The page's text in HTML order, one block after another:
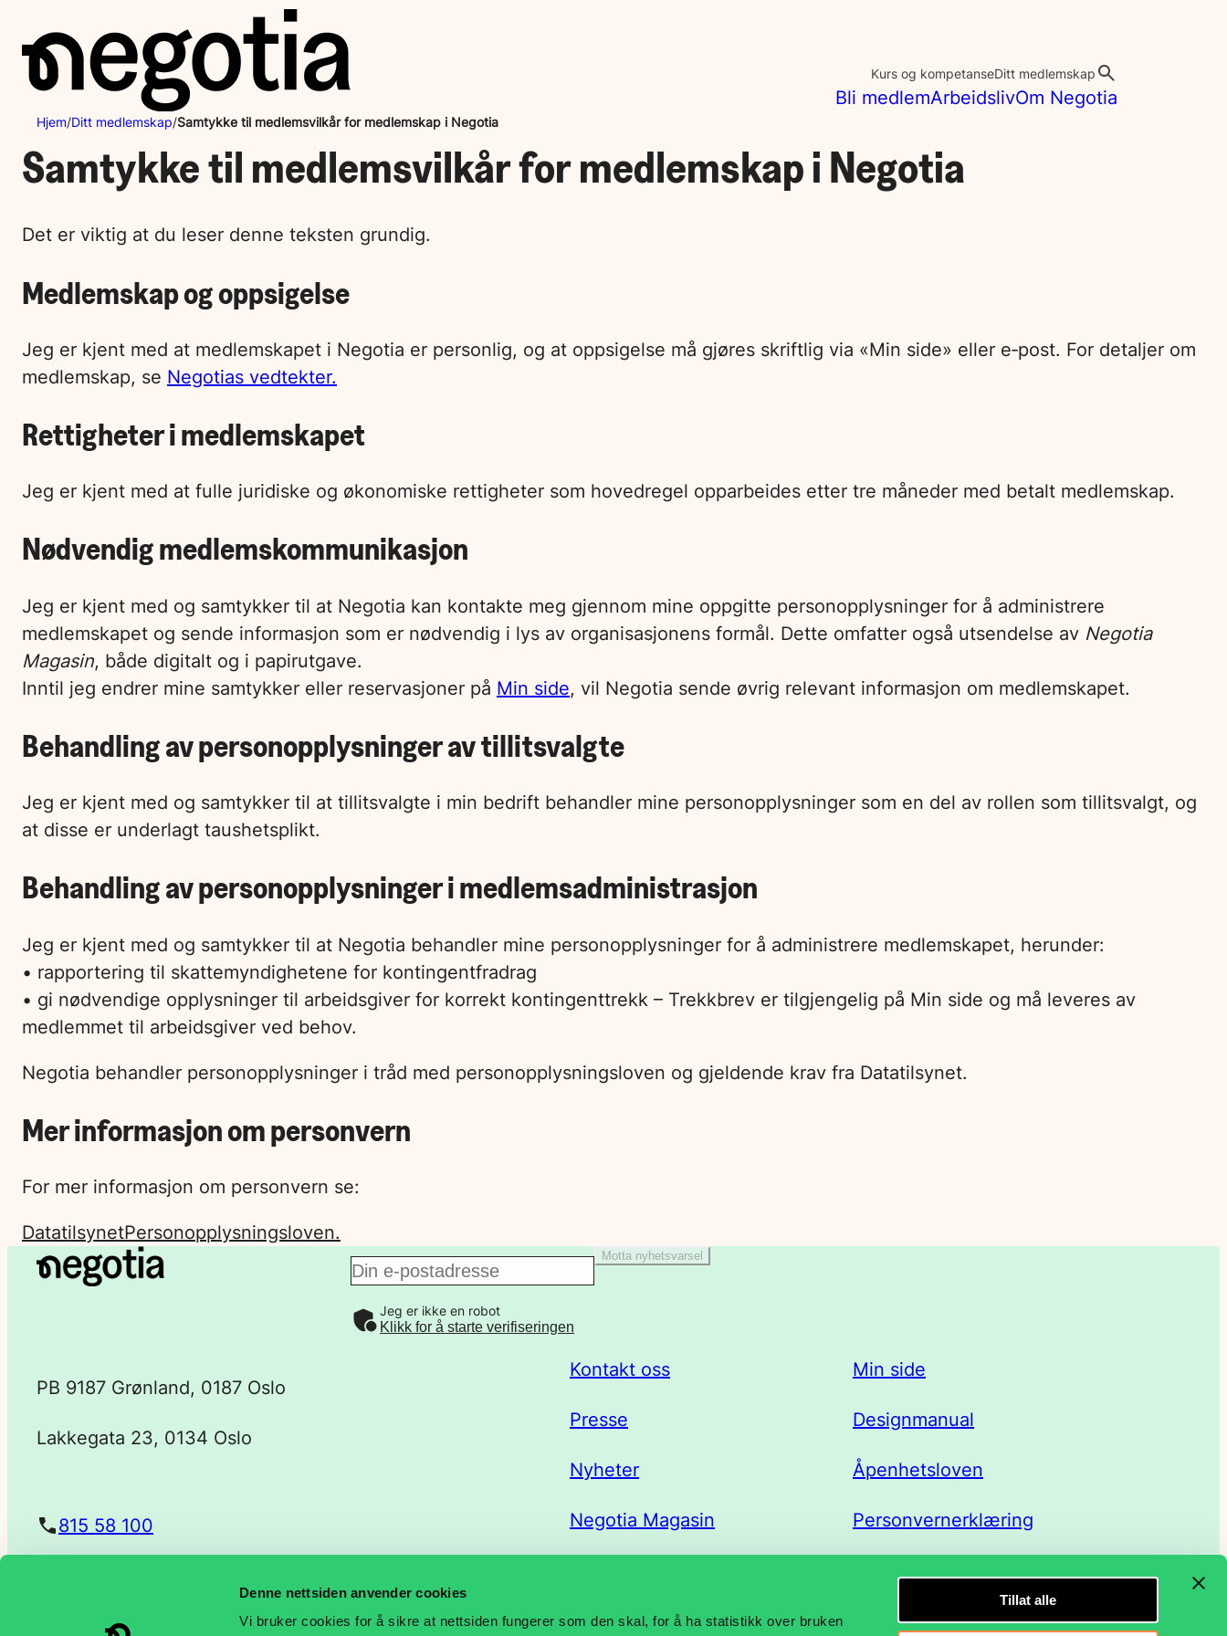
Denne nettsiden anvender cookies
Vi bruker cookies for å sikre at nettsiden fungerer som den skal, for å ha statistikk over bruken
Tillat alle
innhold
Bli medlemArbeidslivOm Negotia
Kurs og kompetanseDitt medlemskap
Hjem/Ditt medlemskap/Samtykke til medlemsvilkår for medlemskap i Negotia
Samtykke til medlemsvilkår for medlemskap i Negotia
Det er viktig at du leser denne teksten grundig.
Medlemskap og oppsigelse
Jeg er kjent med at medlemskapet i Negotia er personlig, og at oppsigelse må gjøres skriftlig via «Min side» eller e‑post. For detaljer om
medlemskap, se Negotias vedtekter.
Rettigheter i medlemskapet
Jeg er kjent med at fulle juridiske og økonomiske rettigheter som hovedregel opparbeides etter tre måneder med betalt medlemskap.
Nødvendig medlemskommunikasjon
Jeg er kjent med og samtykker til at Negotia kan kontakte meg gjennom mine oppgitte personopplysninger for å administrere
medlemskapet og sende informasjon som er nødvendig i lys av organisasjonens formål. Dette omfatter også utsendelse av Negotia
Magasin, både digitalt og i papirutgave.
Inntil jeg endrer mine samtykker eller reservasjoner på Min side, vil Negotia sende øvrig relevant informasjon om medlemskapet.
Behandling av personopplysninger av tillitsvalgte
Jeg er kjent med og samtykker til at tillitsvalgte i min bedrift behandler mine personopplysninger som en del av rollen som tillitsvalgt, og
at disse er underlagt taushetsplikt.
Behandling av personopplysninger i medlemsadministrasjon
Jeg er kjent med og samtykker til at Negotia behandler mine personopplysninger for å administrere medlemskapet, herunder:
• rapportering til skattemyndighetene for kontingentfradrag
• gi nødvendige opplysninger til arbeidsgiver for korrekt kontingenttrekk – Trekkbrev er tilgjengelig på Min side og må leveres av
medlemmet til arbeidsgiver ved behov.
Negotia behandler personopplysninger i tråd med personopplysningsloven og gjeldende krav fra Datatilsynet.
Mer informasjon om personvern
For mer informasjon om personvern se:
DatatilsynetPersonopplysningsloven.
E
-
d
Motta nyhetsvarsel
Jeg er ikke en robot
Klikk for å starte verifiseringen
PB 9187 Grønland, 0187 Oslo
Lakkegata 23, 0134 Oslo
815 58 100
Kontakt oss
Presse
Nyheter
Negotia Magasin
Min side
Designmanual
Åpenhetsloven
Personvernerklæring